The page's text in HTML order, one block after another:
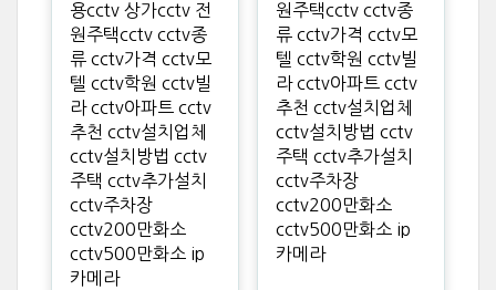
용cctv 상가cctv 전
원주택cctv cctv종
류 cctv가격 cctv모
텔 cctv학원 cctv빌
라 cctv아파트 cctv
추천 cctv설치업체
cctv설치방법 cctv
주택 cctv추가설치
cctv주차장
cctv200만화소
cctv500만화소 ip
카메라
원주택cctv cctv종
류 cctv가격 cctv모
텔 cctv학원 cctv빌
라 cctv아파트 cctv
추천 cctv설치업체
cctv설치방법 cctv
주택 cctv추가설치
cctv주차장
cctv200만화소
cctv500만화소 ip
카메라